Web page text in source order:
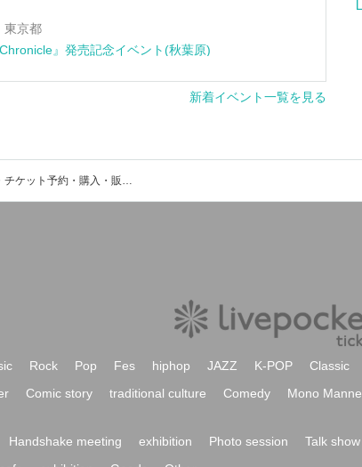
京都
』発売記念イベント(秋葉原)
新着イベント一覧を見る
三澄凪彩のイベント・チケット予約・購入・販売情報一覧
Rock Pop Fes hiphop JAZZ K-POP Classic
Comic story traditional culture Comedy Mono Manne
Handshake meeting exhibition Photo session Talk show